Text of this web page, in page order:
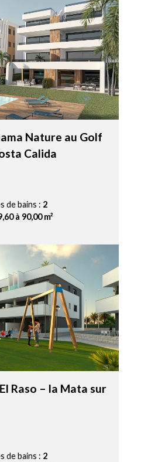
Nature au Golf
Calida
de bains : 2
à 90,00 m²
Raso – la Mata sur
de bains : 2